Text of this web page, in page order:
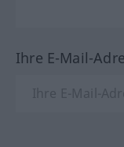
Ihre E-Mail-